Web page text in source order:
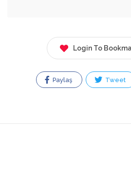
Login To
Paylaş Tweet